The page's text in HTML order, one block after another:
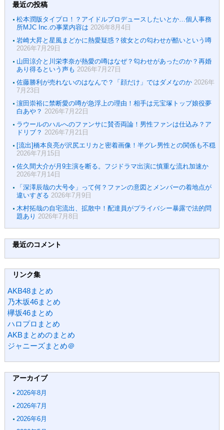
最近の投稿
松本潤版タイプロ！？アイドルプロデュースしたいとか…個人事務
所MJC Inc.の事業内容は 2026年8月4日
岩崎大昇と星風まどかに熱愛疑惑？彼女との匂わせが酷いという噂
2026年7月29日
山田涼介と川栄李奈が熱愛の噂はなぜ？匂わせがあったのか？再婚
あり得るという声も 2026年7月27日
佐藤勝利が売れないのはなんで？「顔だけ」ではダメなのか 2026年
7月23日
濵田崇裕に禁断愛の噂が急浮上の理由！相手は元宝塚トップ娘役夢
白あや？ 2026年7月22日
ラウールのハルへのファンサに賛否両論！男性ファンは仕込み？ア
ドリブ？ 2026年7月21日
[流出]橋本良亮が沢尻エリカと密着画像！半グレ男性との関係も不穏
2026年7月15日
佐久間大介が月9主演を断る。フジドラマ出演に慎重な流れ加速か
2026年7月14日
「深澤辰哉の大号令」って何？ファンの意図とメンバーの着地点が
違いすぎる 2026年7月9日
木村拓哉の自宅流出、拡散中！配達員がプライバシー暴露で法的問
題あり 2026年7月8日
最近のコメント
リンク集
AKB48まとめ
乃木坂46まとめ
欅坂46まとめ
ハロプロまとめ
AKBまとめのまとめ
ジャニーズまとめ＠
アーカイブ
2026年8月
2026年7月
2026年6月